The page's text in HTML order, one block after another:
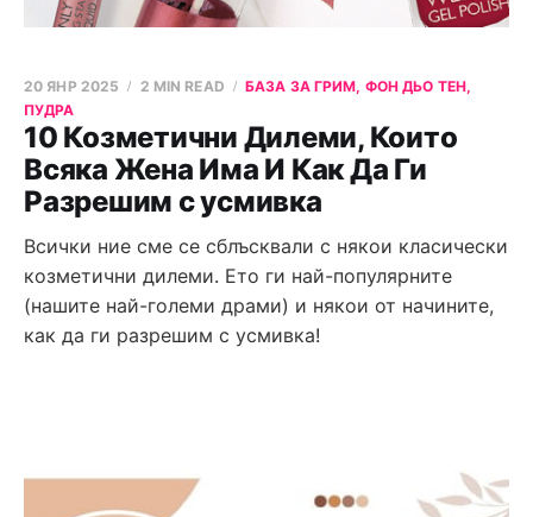
10 Козметични Дилеми, Които
Всяка Жена Има И Как Да Ги
Разрешим с усмивка
20 ЯНР 2025 2 MIN READ
БАЗА ЗА ГРИМ, ФОН ДЬО ТЕН,
ПУДРА
Всички ние сме се сблъсквали с някои класически
козметични дилеми. Ето ги най-популярните
(нашите най-големи драми) и някои от начините,
как да ги разрешим с усмивка!